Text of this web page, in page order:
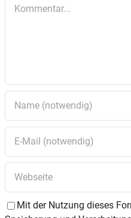
Mit der Nutzung dieses